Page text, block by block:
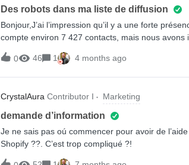
checkout, we only have the SMS checkbox - how
is activated. How can we get both Marketing +
possible)? If API is needed, what’s the
Des robots dans ma liste de diffusion
Bonjour,J’ai l’impression qu’il y a une forte
compte environ 7 427 contacts, mais nous avons
aujourd’hui plus de 6 000 contacts considérés
abonnés réels, afin d’éviter toute confusion et de
0 46 1 4 months ago
CrystalAura Contributor I Marketing
demande d’information
Je ne sais pas oú commencer pour avoir de
Shopify ??. C’est trop compliqué ?!